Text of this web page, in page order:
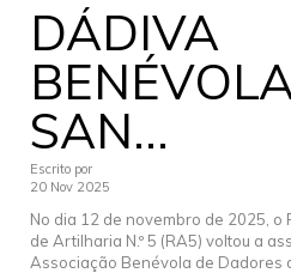
DÁDIVA
SAN...
Escrito por
20 Nov 2025
No dia 12 de novembro de 2025, o
de Artilharia N.º 5 (RA5) voltou a
Associação Benévola de Dadores